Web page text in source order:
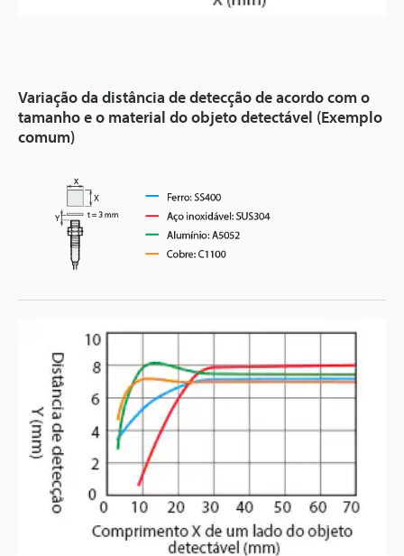
Variação da distância de detecção de acordo com o
tamanho e o material do objeto detectável (Exemplo
comum)